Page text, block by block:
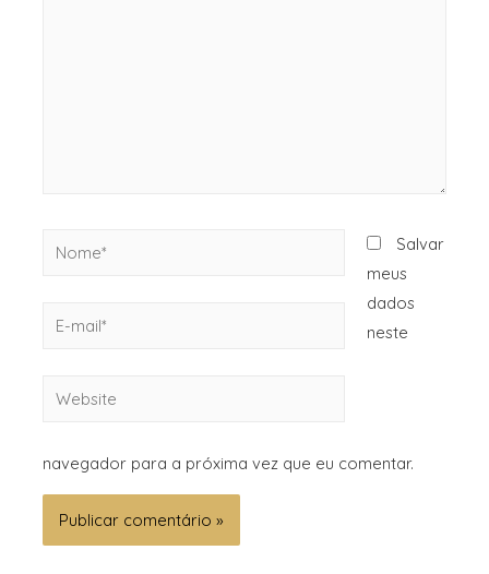
Salvar
meus
dados
neste
navegador para a próxima vez que eu comentar.